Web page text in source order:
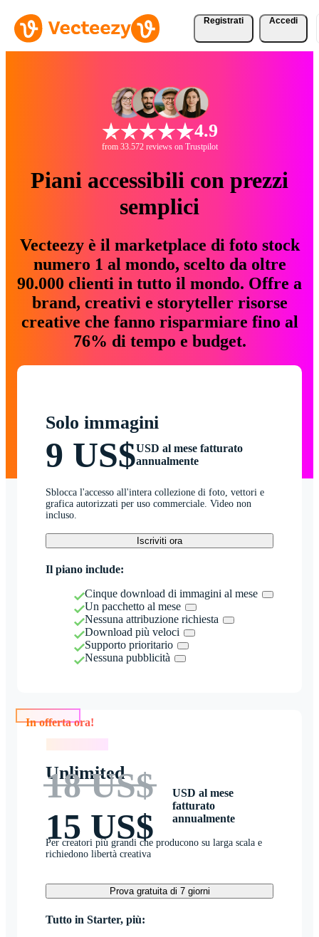
Registrati Accedi
4.9
from 33.572 reviews on Trustpilot
Piani accessibili con prezzi
semplici
Vecteezy è il marketplace di foto stock
numero 1 al mondo, scelto da oltre
90.000 clienti in tutto il mondo. Offre a
brand, creativi e storyteller risorse
creative che fanno risparmiare fino al
76% di tempo e budget.
Solo immagini
9 US$USD al mese fatturato
annualmente
Sblocca l'accesso all'intera collezione di foto, vettori e
grafica autorizzati per uso commerciale. Video non
incluso.
Iscriviti ora
Il piano include:
Cinque download di immagini al mese
Un pacchetto al mese
Nessuna attribuzione richiesta
Download più veloci
Supporto prioritario
Nessuna pubblicità
Unlimited
18 US$
15 US$
USD al mese
fatturato
annualmente
Per creatori più grandi che producono su larga scala e
richiedono libertà creativa
Prova gratuita di 7 giorni
Tutto in Starter, più: